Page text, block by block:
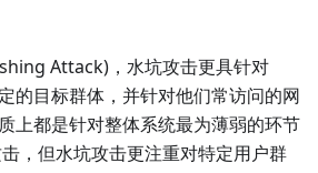
Attack)，水坑攻击更具针对
的目标群体，并针对他们常访问的网
上都是针对整体系统最为薄弱的环节
，但水坑攻击更注重对特定用户群